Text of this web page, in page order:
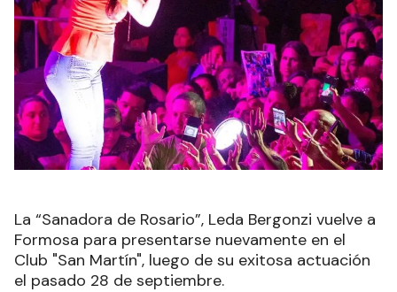
La “Sanadora de Rosario”, Leda Bergonzi vuelve a
Formosa para presentarse nuevamente en el
Club "San Martín", luego de su exitosa actuación
el pasado 28 de septiembre.